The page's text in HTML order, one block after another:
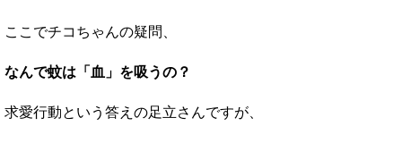
ここでチコちゃんの疑問、
なんで蚊は「血」を吸うの？
求愛行動という答えの足立さんですが、